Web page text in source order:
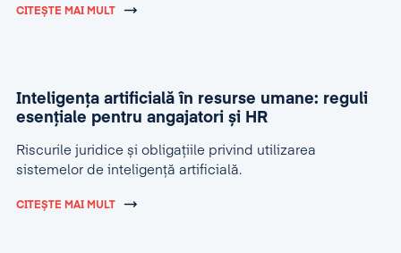
CITEȘTE MAI MULT
Inteligența artificială în resurse umane: reguli
esențiale pentru angajatori și HR
Riscurile juridice și obligațiile privind utilizarea
sistemelor de inteligență artificială.
CITEȘTE MAI MULT